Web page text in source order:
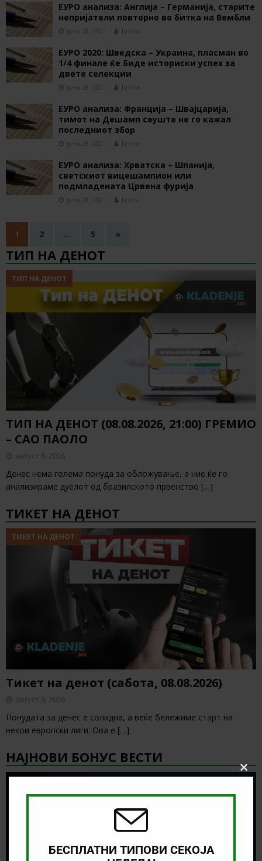
ЕУРО анализа: Англија – Германија, старите
непријатели повторно во битка на Вембли
јуни 28, 2021 Jovica
ЕУРО 2020: Шведска – Украина, пласман во
1/4 финале ќе биде историски успех за
двете селекции
јуни 28, 2021 Jovica
ЕУРО анализа: Франција – Швајцарија,
тимот на Дешамп сеуште не го кажал
последниот збор
јуни 28, 2021 Jovica
ЕУРО анализа: Хрватска – Шпанија,
светскиот вицешампион или
подмладената Црвена фурија
јуни 28, 2021 Jovica
1 2 … 5 »
ТИП НА ДЕНОТ
ТИП НА ДЕНОТ
ТИП НА ДЕНОТ (08.08.2026, 21:00) ГРЕМИО
– САО ПАОЛО
август 8, 2026
Денес нема голема понуда за обложување, а ние ќе го
анализираме дуелот од бразилското првенство […]
ТИКЕТ НА ДЕНОТ
ТИКЕТ НА ДЕНОТ
Тикет на денот (сабота, 08.08.2026)
август 8, 2026
Понудата за денес е солидна, а веќе бележиме старт на
некои европски лиги. Ова е […]
НАЈНОВИ БОНУС ВЕСТИ
Close
БЕСПЛАТНИ ТИПОВИ СЕКОЈА